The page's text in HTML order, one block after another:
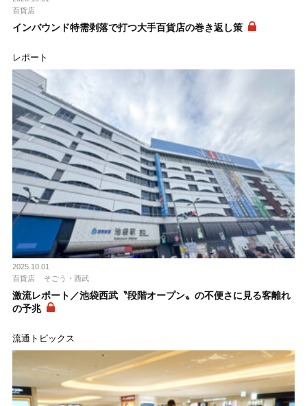
百貨店
インバウンド特需剥落で打つ大手百貨店の巻き返し策
レポート
2025.10.01
百貨店
そごう・西武
激流レポート／池袋西武〝段階オープン〟の不便さに見る客離れ
の予兆
流通トピックス